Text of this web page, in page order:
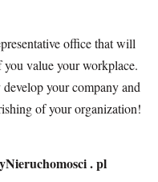
office that will
you value your workplace.
your company and
of your organization!
. pl